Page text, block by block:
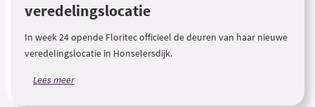
veredelingslocatie
In week 24 opende Floritec officieel de deuren van haar nieuwe
veredelingslocatie in Honselersdijk.
Lees meer